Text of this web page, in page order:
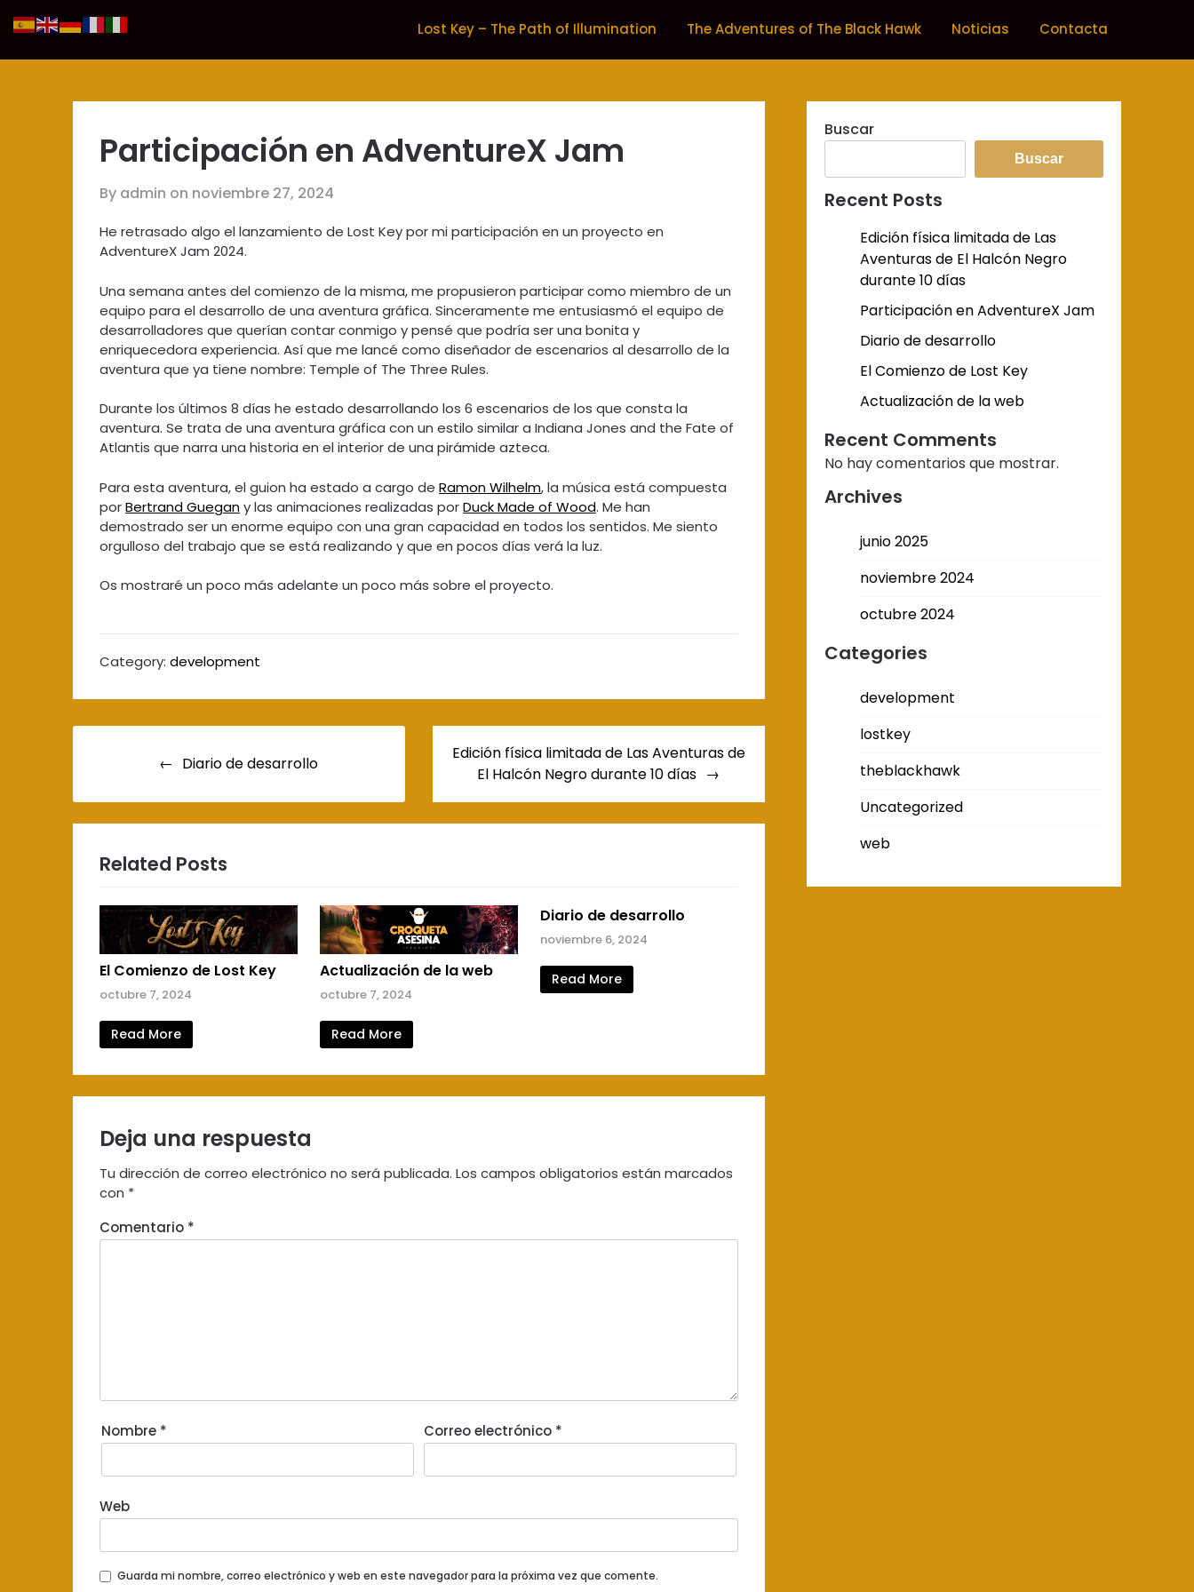
to
Lost Key – The Path of Illumination The Adventures of The Black Hawk Noticias Contacta
Participación en AdventureX Jam
By admin on noviembre 27, 2024
He retrasado algo el lanzamiento de Lost Key por mi participación en un proyecto en
AdventureX Jam 2024.
Una semana antes del comienzo de la misma, me propusieron participar como miembro de un
equipo para el desarrollo de una aventura gráfica. Sinceramente me entusiasmó el equipo de
desarrolladores que querían contar conmigo y pensé que podría ser una bonita y
enriquecedora experiencia. Así que me lancé como diseñador de escenarios al desarrollo de la
aventura que ya tiene nombre: Temple of The Three Rules.
Durante los últimos 8 días he estado desarrollando los 6 escenarios de los que consta la
aventura. Se trata de una aventura gráfica con un estilo similar a Indiana Jones and the Fate of
Atlantis que narra una historia en el interior de una pirámide azteca.
Para esta aventura, el guion ha estado a cargo de Ramon Wilhelm, la música está compuesta
porBertrand Guegany las animaciones realizadas porDuck Made of Wood. Me han
demostrado ser un enorme equipo con una gran capacidad en todos los sentidos. Me siento
orgulloso del trabajo que se está realizando y que en pocos días verá la luz.
Os mostraré un poco más adelante un poco más sobre el proyecto.
Category: development
entradas
Diario de desarrollo
Edición física limitada de Las Aventuras de
El Halcón Negro durante 10 días
Related Posts
El Comienzo de Lost Key
octubre 7, 2024
Read More
Actualización de la web
octubre 7, 2024
Read More
Diario de desarrollo
noviembre 6, 2024
Read More
Deja una respuesta
Tu dirección de correo electrónico no será publicada. Los campos obligatorios están marcados
con *
Comentario *
Nombre * Correo electrónico *
Web
Guarda mi nombre, correo electrónico y web en este navegador para la próxima vez que comente.
Buscar
Buscar
Recent Posts
Edición física limitada de Las
Aventuras de El Halcón Negro
durante 10 días
Participación en AdventureX Jam
Diario de desarrollo
El Comienzo de Lost Key
Actualización de la web
Recent Comments
No hay comentarios que mostrar.
Archives
junio 2025
noviembre 2024
octubre 2024
Categories
development
lostkey
theblackhawk
Uncategorized
web